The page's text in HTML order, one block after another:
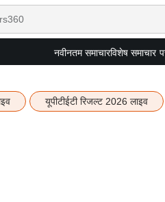
नवीनतम समाचारविशेष समाचार
यूपीटीईटी रिजल्ट 2026 लाइव